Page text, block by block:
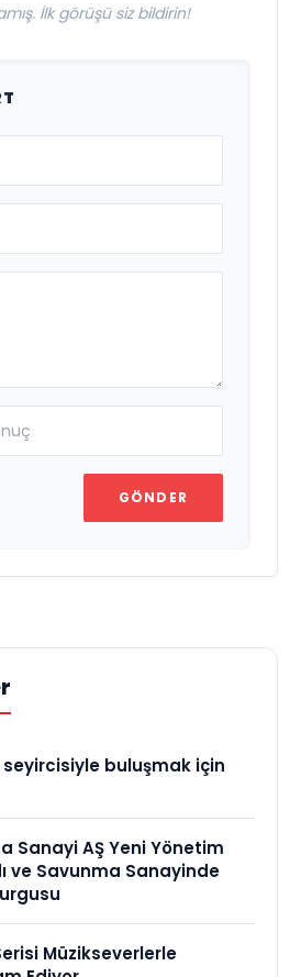
İlk görüşü siz bildirin!
GÖNDER
seyircisiyle buluşmak için
Sanayi AŞ Yeni Yönetim
ve Savunma Sanayinde
Müzikseverlerle